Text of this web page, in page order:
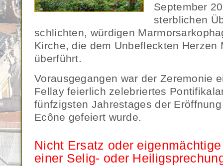
September
sterblichen
schlichten, würdigen
Kirche, die dem Unbefleckten Herzen
überführt.
Vorausgegangen war der Zeremonie
Fellay feierlich zelebriertes
fünfzigsten Jahrestages der
Ecône gefeiert wurde.
Nicht Ersatz oder
einer Selig- oder